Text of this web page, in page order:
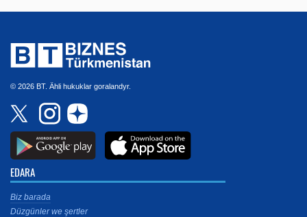
© 2026 BT. Ähli hukuklar goralandyr.
EDARA
Biz barada
Düzgünler we şertler